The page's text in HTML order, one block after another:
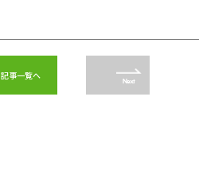
記事一覧へ Next